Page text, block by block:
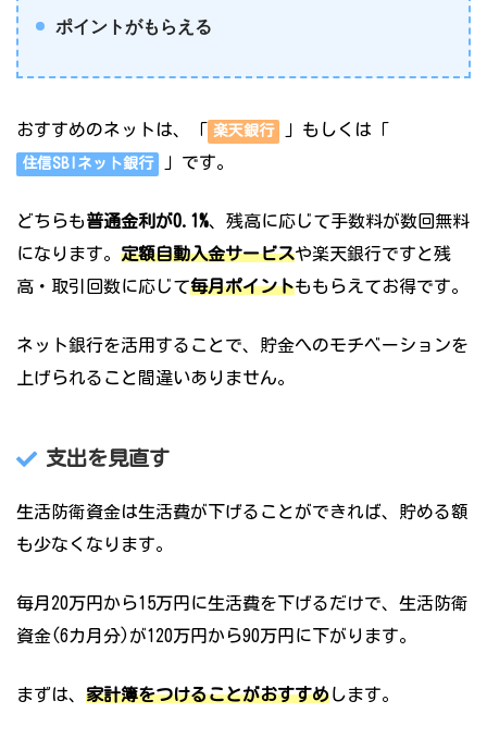
ポイントがもらえる
おすすめのネットは、「 楽天銀行 」もしくは「
住信SBIネット銀行 」です。
どちらも普通金利が0.1%、残高に応じて手数料が数回無料
になります。 定額自動入金サービスや楽天銀行ですと残
高・取引回数に応じて毎月ポイントももらえてお得です。
ネット銀行を活用することで、貯金へのモチベーションを
上げられること間違いありません。
支出を見直す
生活防衛資金は生活費が下げることができれば、貯める額
も少なくなります。
毎月20万円から15万円に生活費を下げるだけで、生活防衛
資金(6カ月分)が120万円から90万円に下がります。
まずは、 家計簿をつけることがおすすめします。